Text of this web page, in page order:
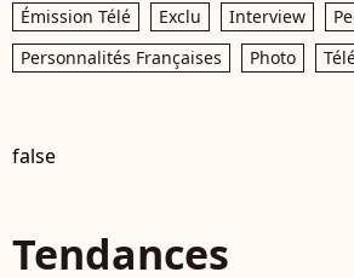
Émission Télé Exclu Interview
Personnalités Françaises
Photo
false
Tendances